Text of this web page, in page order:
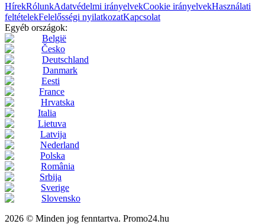
HírekRólunkAdatvédelmi irányelvekCookie irányelvekHasználati
feltételekFelelősségi nyilatkozatKapcsolat
Egyéb országok:
België
Česko
Deutschland
Danmark
Eesti
France
Hrvatska
Italia
Lietuva
Latvija
Nederland
Polska
România
Srbija
Sverige
Slovensko
2026 © Minden jog fenntartva. Promo24.hu